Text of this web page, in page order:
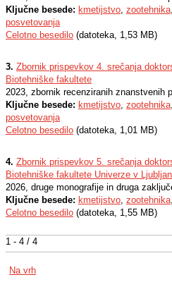
1 - 4 / 4
Ključne besede: kmetijstvo, zootehnika
posvetovanja
Celotno besedilo (datoteka, 1,53 MB)
3. Zbornik prispevkov 4. srečanja
Biotehniške fakultete
2023, zbornik recenziranih znanstvenih
Ključne besede: kmetijstvo, zootehnika
posvetovanja
Celotno besedilo (datoteka, 1,01 MB)
4. Zbornik prispevkov 5. srečanja
Biotehniške fakultete Univerze v
2026, druge monografije in druga
Ključne besede: kmetijstvo, zootehnika
Celotno besedilo (datoteka, 1,55 MB)
Na vrh